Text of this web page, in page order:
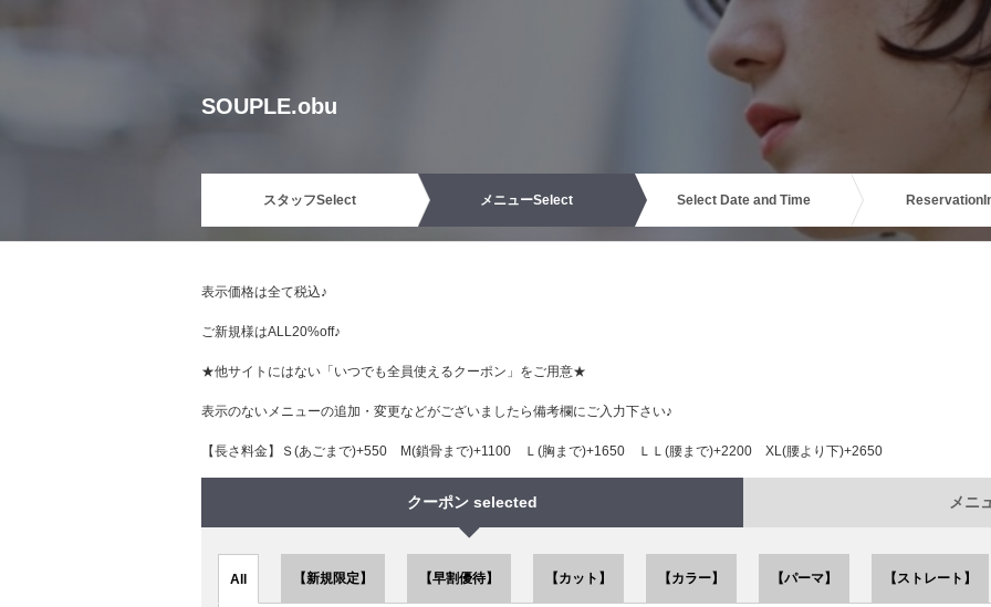
SOUPLE.obu
スタッフSelect メニューSelect Select Date and Time Reservation
表示価格は全て税込♪
ご新規様はALL20%off♪
★他サイトにはない「いつでも全員使えるクーポン」をご用意★
表示のないメニューの追加・変更などがございましたら備考欄にご入力下さい♪
【長さ料金】Ｓ(あごまで)+550 М(鎖骨まで)+1100 Ｌ(胸まで)+1650 ＬＬ(腰まで)+2200 XL(腰より下)+2650
クーポン selected メニ
All 【新規限定】 【早割優待】 【カット】 【カラー】 【パーマ】 【ストレート】